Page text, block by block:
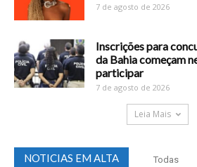
7 de agosto de 2026
Inscrições para
da Bahia começam
participar
7 de agosto de 2026
Leia Mais
NOTICIAS EM ALTA Todas